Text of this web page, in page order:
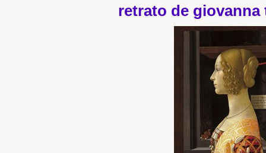
retrato de